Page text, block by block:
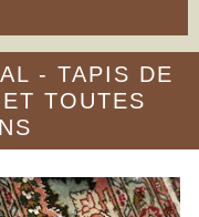
- TAPIS DE
TOUTES